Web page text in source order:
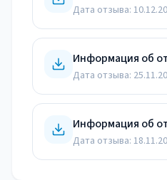
Дата отзыва:
Дата отзыва:
Дата отзыва: